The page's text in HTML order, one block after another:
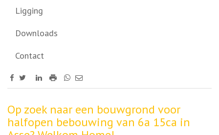
Ligging
Downloads
Contact
Omschrijving
Op zoek naar een bouwgrond voor
halfopen bebouwing van 6a 15ca in